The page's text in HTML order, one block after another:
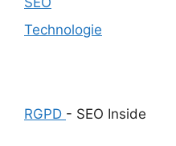
Technologie
RGPD - SEO Inside